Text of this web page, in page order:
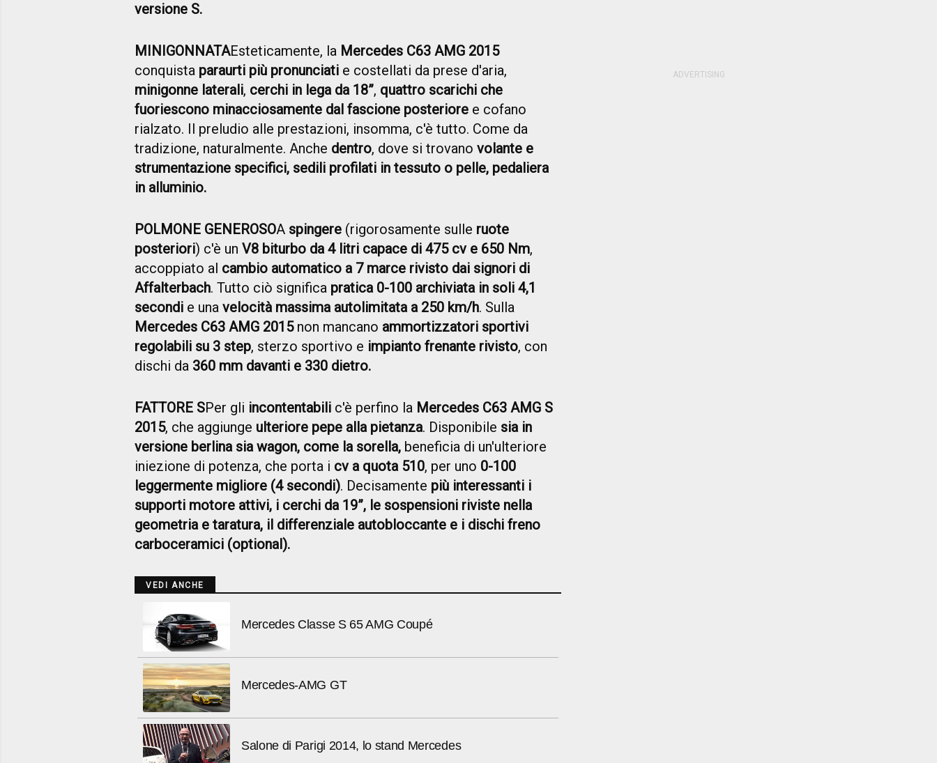
versione S.
MINIGONNATAEsteticamente, la Mercedes C63 AMG 2015
conquista paraurti più pronunciati e costellati da prese d'aria,
minigonne laterali, cerchi in lega da 18”, quattro scarichi che
fuoriescono minacciosamente dal fascione posteriore e cofano
rialzato. Il preludio alle prestazioni, insomma, c'è tutto. Come da
tradizione, naturalmente. Anche dentro, dove si trovano volante e
strumentazione specifici, sedili profilati in tessuto o pelle, pedaliera
in alluminio.
POLMONE GENEROSOA spingere (rigorosamente sulle ruote
posteriori) c'è un V8 biturbo da 4 litri capace di 475 cv e 650 Nm,
accoppiato al cambio automatico a 7 marce rivisto dai signori di
Affalterbach. Tutto ciò significa pratica 0-100 archiviata in soli 4,1
secondi e una velocità massima autolimitata a 250 km/h. Sulla
Mercedes C63 AMG 2015non mancano ammortizzatori sportivi
regolabili su 3 step, sterzo sportivo e impianto frenante rivisto, con
dischi da 360 mm davanti e 330 dietro.
FATTORE SPer gli incontentabili c'è perfino la Mercedes C63 AMG S
2015, che aggiunge ulteriore pepe alla pietanza. Disponibile sia in
versione berlina sia wagon, come la sorella, beneficia di un'ulteriore
iniezione di potenza, che porta i cv a quota 510, per uno 0-100
leggermente migliore (4 secondi). Decisamente più interessanti i
supporti motore attivi, i cerchi da 19”, le sospensioni riviste nella
geometria e taratura, il differenziale autobloccante e i dischi freno
carboceramici (optional).
VEDI ANCHE
Mercedes Classe S 65 AMG Coupé
Mercedes-AMG GT
Salone di Parigi 2014, lo stand Mercedes